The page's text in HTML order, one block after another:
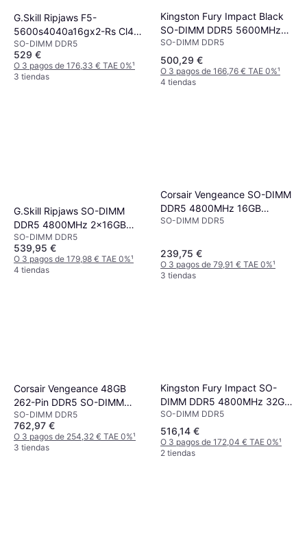
G.Skill Ripjaws F5-
5600s4040a16gx2-Rs Cl40
32GB 2x16GB DDR5
5600MHz RAM
SO-DIMM DDR5
529 €
O 3 pagos de 176,33 € TAE 0%¹
3 tiendas
Kingston Fury Impact Black
SO-DIMM DDR5 5600MHz
2x16GB (KF556S40IBK2-32)
SO-DIMM DDR5
500,29 €
O 3 pagos de 166,76 € TAE 0%¹
4 tiendas
G.Skill Ripjaws SO-DIMM
DDR5 4800MHz 2x16GB
(F5-4800S3434A16GX2-RS)
SO-DIMM DDR5
539,95 €
O 3 pagos de 179,98 € TAE 0%¹
4 tiendas
Corsair Vengeance SO-DIMM
DDR5 4800MHz 16GB
(CMSX16GX5M1A4800C40)
SO-DIMM DDR5
239,75 €
O 3 pagos de 79,91 € TAE 0%¹
3 tiendas
Corsair Vengeance 48GB
262-Pin DDR5 SO-DIMM
DDR5 4800 (PC4 38400)
Laptop Memory Model
CMSX48GX5M1A4800C40
SO-DIMM DDR5
762,97 €
O 3 pagos de 254,32 € TAE 0%¹
3 tiendas
Kingston Fury Impact SO-
DIMM DDR5 4800MHz 32GB
(KF548S38IB-32)
SO-DIMM DDR5
516,14 €
O 3 pagos de 172,04 € TAE 0%¹
2 tiendas